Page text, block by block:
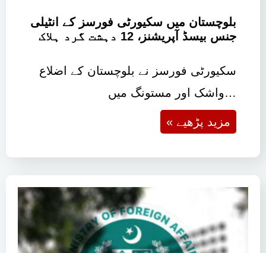
بلوچستان میں سکیورٹی فورسز کے انٹیلی
جنس بیسڈ آپریشنز، 12 دہشت گرد ہلاک
سکیورٹی فورسز نے بلوچستان کے اضلاع
واشک اور مستونگ میں…
« مزید پڑھیے